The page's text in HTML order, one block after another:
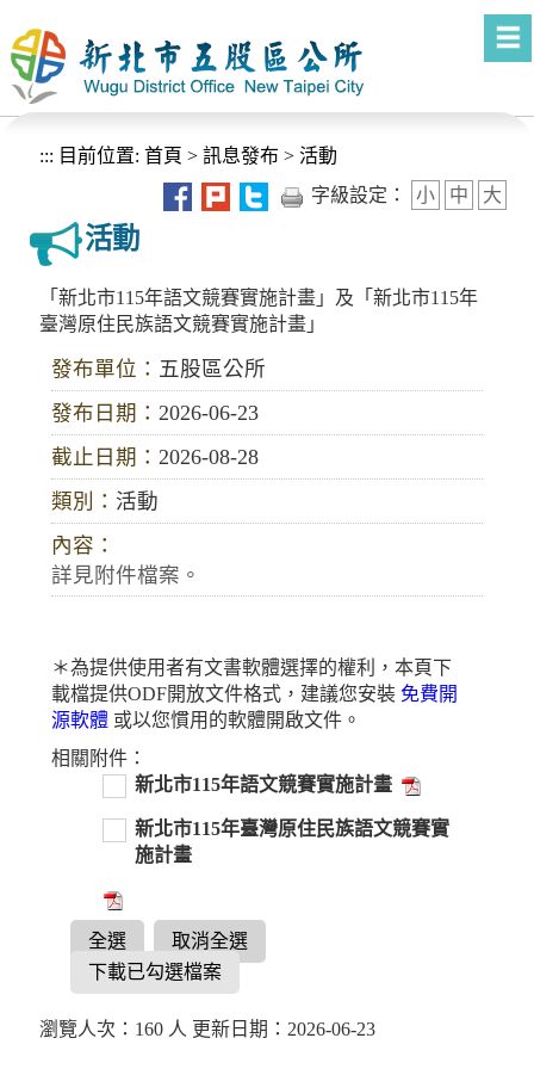
::: 目前位置: 首頁 > 訊息發布 > 活動
字級設定：
小 中 大
活動
「新北市115年語文競賽實施計畫」及「新北市115年
臺灣原住民族語文競賽實施計畫」
發布單位： 五股區公所
發布日期： 2026-06-23
截止日期： 2026-08-28
類別： 活動
內容：
詳見附件檔案。
＊為提供使用者有文書軟體選擇的權利，本頁下
載檔提供ODF開放文件格式，建議您安裝 免費開
源軟體 或以您慣用的軟體開啟文件。
相關附件：
新北市115年語文競賽實施計畫
新北市115年臺灣原住民族語文競賽實
施計畫
全選
取消全選
下載已勾選檔案
瀏覽人次：160 人 更新日期：2026-06-23